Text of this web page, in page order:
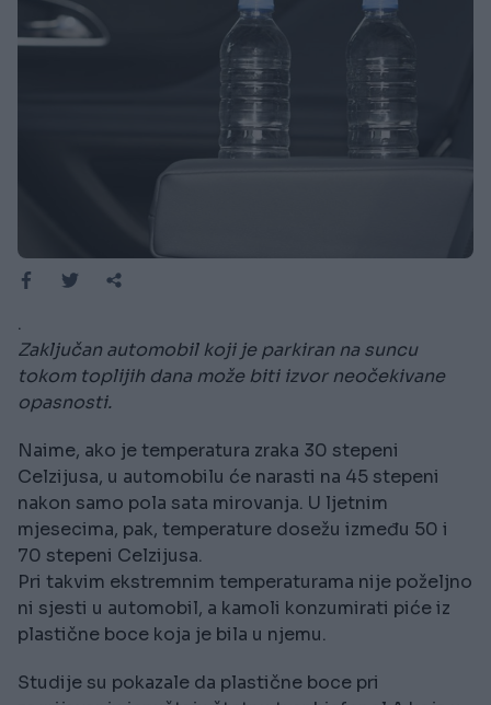
.
Zaključan automobil koji je parkiran na suncu
tokom toplijih dana može biti izvor neočekivane
opasnosti.
Naime, ako je temperatura zraka 30 stepeni
Celzijusa, u automobilu će narasti na 45 stepeni
nakon samo pola sata mirovanja. U ljetnim
mjesecima, pak, temperature dosežu između 50 i
70 stepeni Celzijusa.
Pri takvim ekstremnim temperaturama nije poželjno
ni sjesti u automobil, a kamoli konzumirati piće iz
plastične boce koja je bila u njemu.
Studije su pokazale da plastične boce pri